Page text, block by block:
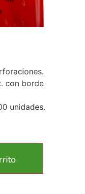
con borde
unidades.